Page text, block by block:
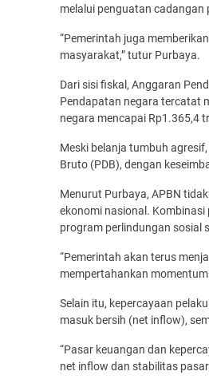
melalui penguatan cadangan
“Pemerintah juga
masyarakat,” tutur Purbaya.
Dari sisi fiskal, Anggaran
Pendapatan negara tercatat
negara mencapai Rp1.365,4
Meski belanja tumbuh
Bruto (PDB), dengan
Menurut Purbaya, APBN
ekonomi nasional.
program perlindungan sosial
“Pemerintah akan terus
mempertahankan
Selain itu, kepercayaan
masuk bersih (net inflow),
“Pasar keuangan dan
net inflow dan stabilitas